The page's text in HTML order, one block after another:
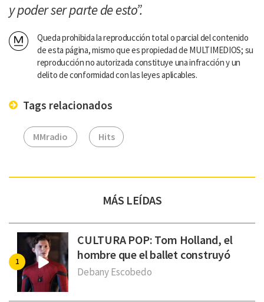
y poder ser parte de esto”.
Queda prohibida la reproducción total o parcial del contenido
de esta página, mismo que es propiedad de MULTIMEDIOS; su
reproducción no autorizada constituye una infracción y un
delito de conformidad con las leyes aplicables.
Tags relacionados
MMradio Hits
MÁS LEÍDAS
CULTURA POP: Tom Holland, el
hombre que el ballet construyó
Debany Escobedo